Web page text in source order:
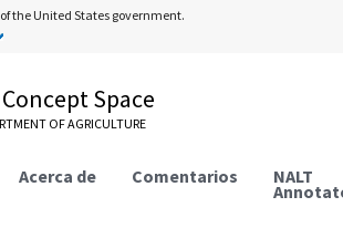
the United States government.
Concept Space
OF AGRICULTURE
Acerca de Comentarios NALT